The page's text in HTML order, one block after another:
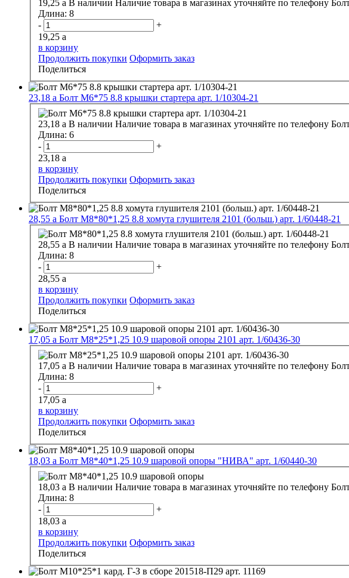
19,25 a В наличии Наличие товара в магазинах уточняйте по телефону
Длина: 8
-
+
19,25 a
в корзину
Продолжить покупки Оформить заказ
Поделиться
23,18 a Болт М6*75 8.8 крышки стартера арт. 1/10304-21
23,18 a В наличии Наличие товара в магазинах уточняйте по телефону
Длина: 6
-
+
23,18 a
в корзину
Продолжить покупки Оформить заказ
Поделиться
28,55 a Болт М8*80*1,25 8.8 хомута глушителя 2101 (больш.) арт. 1/60448-21
28,55 a В наличии Наличие товара в магазинах уточняйте по телефону
Длина: 8
-
+
28,55 a
в корзину
Продолжить покупки Оформить заказ
Поделиться
17,05 a Болт М8*25*1,25 10.9 шаровой опоры 2101 арт. 1/60436-30
17,05 a В наличии Наличие товара в магазинах уточняйте по телефону
Длина: 8
-
+
17,05 a
в корзину
Продолжить покупки Оформить заказ
Поделиться
18,03 a Болт М8*40*1,25 10.9 шаровой опоры "НИВА" арт. 1/60440-30
18,03 a В наличии Наличие товара в магазинах уточняйте по телефону
Длина: 8
-
+
18,03 a
в корзину
Продолжить покупки Оформить заказ
Поделиться